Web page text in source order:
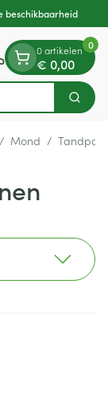
beschikbaarheid
Zoek
0 artikelen
€ 0,00
0
/ Mond /